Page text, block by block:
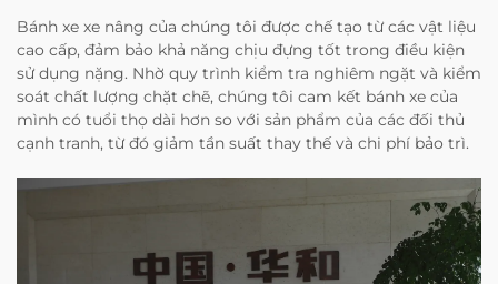
Bánh xe xe nâng của chúng tôi được chế tạo từ các vật liệu
cao cấp, đảm bảo khả năng chịu đựng tốt trong điều kiện
sử dụng nặng. Nhờ quy trình kiểm tra nghiêm ngặt và kiểm
soát chất lượng chặt chẽ, chúng tôi cam kết bánh xe của
mình có tuổi thọ dài hơn so với sản phẩm của các đối thủ
cạnh tranh, từ đó giảm tần suất thay thế và chi phí bảo trì.